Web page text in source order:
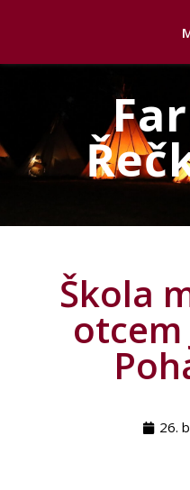
Škola
otcem
26.